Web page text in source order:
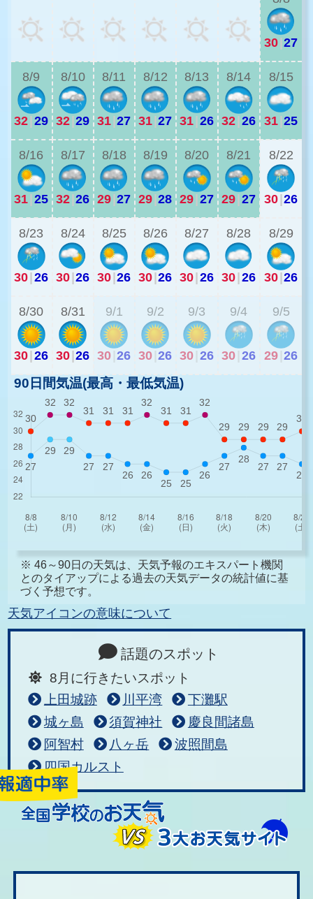
30 27
8/9
32 29
8/10
32 29
8/11
31 27
8/12
31 27
8/13
31 26
8/14
32 26
8/15
31 25
8/16
31 25
8/17
32 26
8/18
29 27
8/19
29 28
8/20
29 27
8/21
29 27
8/22
30 26
8/23
30 26
8/24
30 26
8/25
30 26
8/26
30 26
8/27
30 26
8/28
30 26
8/29
30 26
8/30
30 26
8/31
30 26
9/1
30 26
9/2
30 26
9/3
30 26
9/4
30 26
9/5
29 26
90日間気温(最高・最低気温)
※ 46～90日の天気は、天気予報のエキスパート機関
とのタイアップによる過去の天気データの統計値に基
づく予想です。
天気アイコンの意味について
話題のスポット
8月に行きたいスポット
上田城跡
川平湾
下灘駅
城ヶ島
須賀神社
慶良間諸島
阿智村
八ヶ岳
波照間島
四国カルスト